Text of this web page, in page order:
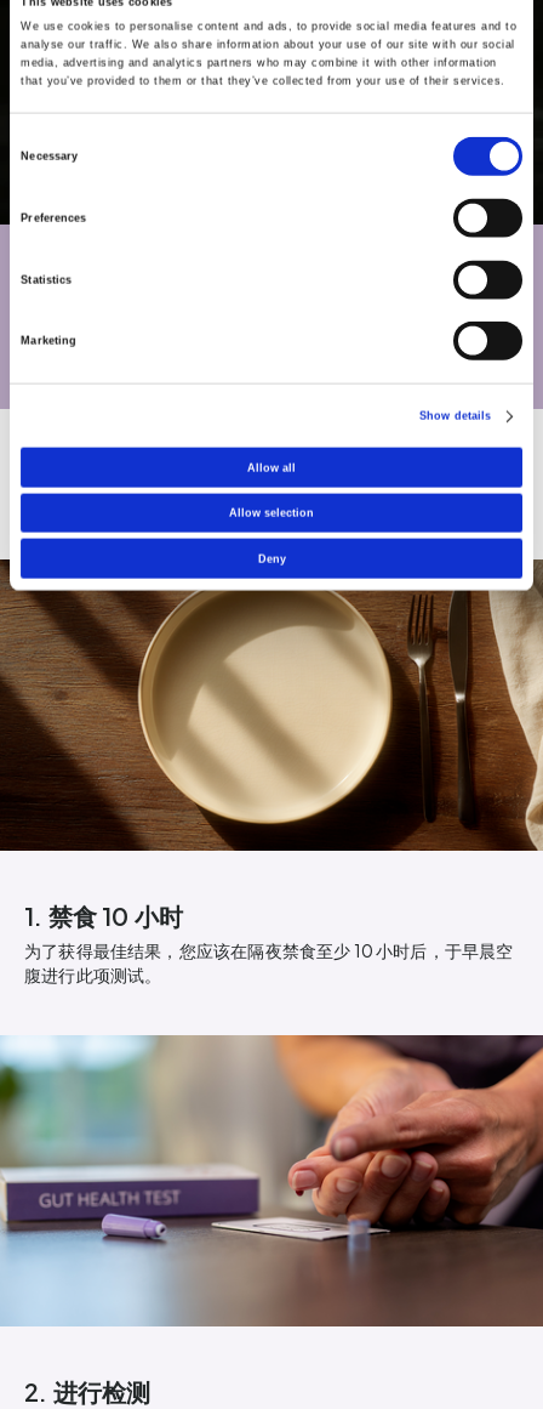
We use cookies to personalise content and ads, to provide social media features and to
analyse our traffic. We also share information about your use of our site with our social
media, advertising and analytics partners who may combine it with other information
that you’ve provided to them or that they’ve collected from your use of their services.
Necessary
Preferences
Statistics
Marketing
Show details
Allow all
Allow selection
Deny
我们分析的内容
让测试说话
该测试测量 IPA——这是由您的肠道细菌从色氨酸中产生的有益健
康的新陈代谢物。它反映了您的微生物组的功能活动，受您的饮
如何发挥作用
1. 禁食 10 小时
为了获得最佳结果，您应该在隔夜禁食至少 10 小时后，于早晨空
腹进行此项测试。
2. 进行检测